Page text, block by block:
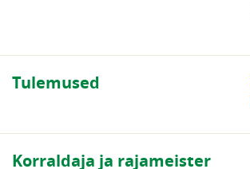
Tulemused
Korraldaja ja rajameister